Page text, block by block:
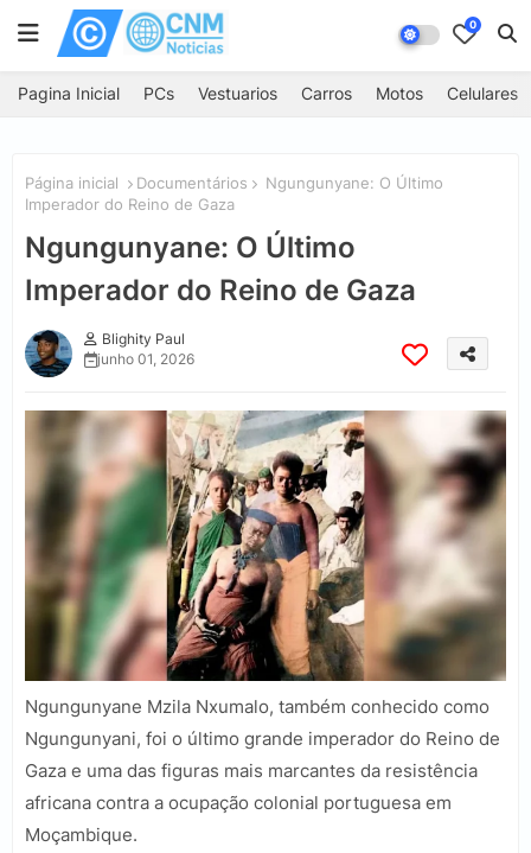
0
Pagina Inicial PCs Vestuarios Carros Motos Celulares
Página inicial Documentários
Ngungunyane: O Último
Imperador do Reino de Gaza
Ngungunyane: O Último
Imperador do Reino de Gaza
Blighity Paul
junho 01, 2026
Ngungunyane Mzila Nxumalo, também conhecido como
Ngungunyani, foi o último grande imperador do Reino de
Gaza e uma das figuras mais marcantes da resistência
africana contra a ocupação colonial portuguesa em
Moçambique.